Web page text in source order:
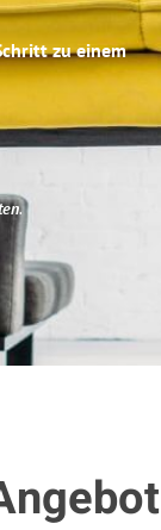
zu einem
.